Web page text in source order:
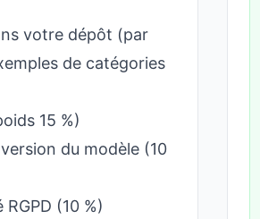
votre dépôt (par
de catégories
15 %)
du modèle (10
(10 %)